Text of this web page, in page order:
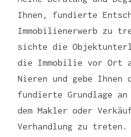
Ihnen, fundierte
Immobilienerwerb zu
sichte die
die Immobilie vor Ort
Nieren und gebe Ihnen
fundierte Grundlage
dem Makler oder
Verhandlung zu treten.